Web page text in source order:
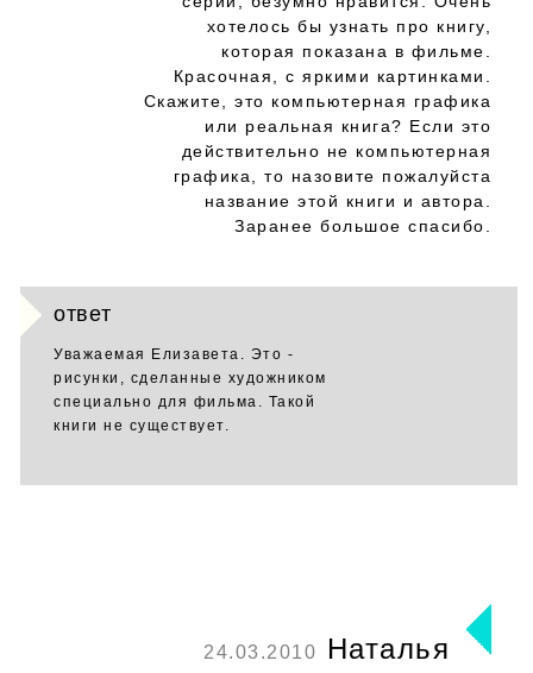
хотелось бы узнать про книгу,
которая показана в фильме.
Красочная, с яркими картинками.
Скажите, это компьютерная графика
или реальная книга? Если это
действительно не компьютерная
графика, то назовите пожалуйста
название этой книги и автора.
Заранее большое спасибо.
ответ
Уважаемая Елизавета. Это -
рисунки, сделанные художником
специально для фильма. Такой
книги не существует.
24.03.2010 Наталья